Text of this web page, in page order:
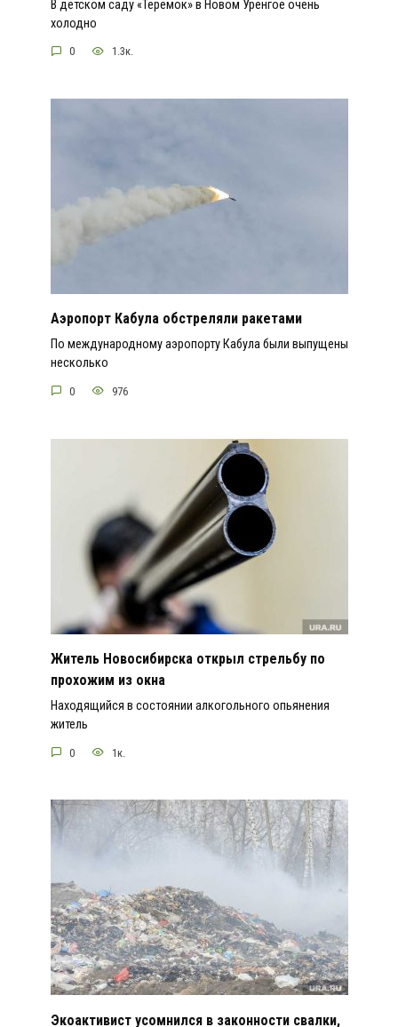
В детском саду «Теремок» в Новом Уренгое очень
холодно
0 1.3к.
Аэропорт Кабула обстреляли ракетами
По международному аэропорту Кабула были выпущены
несколько
0 976
Житель Новосибирска открыл стрельбу по
прохожим из окна
Находящийся в состоянии алкогольного опьянения
житель
0 1к.
Экоактивист усомнился в законности свалки,